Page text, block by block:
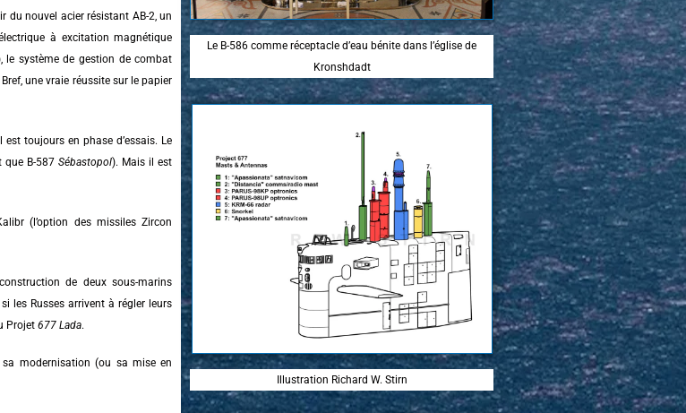
du nouvel acier résistant AB-2, un
à excitation magnétique
le système de gestion de combat
une vraie réussite sur le papier
toujours en phase d’essais. Le
B-587Sébastopol). Mais il est
(l’option des missiles Zircon
de deux sous-marins
les Russes arrivent à régler leurs
Projet 677 Lada.
modernisation (ou sa mise en
Le B-586 comme réceptacle d’eau bénite dans l’église de
Kronshdadt
Illustration Richard W. Stirn